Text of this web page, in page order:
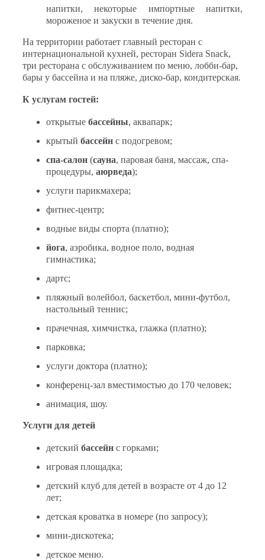
напитки, некоторые импортные напитки,
мороженое и закуски в течение дня.
На территории работает главный ресторан с
интернациональной кухней, ресторан Sidera Snack,
три ресторана с обслуживанием по меню, лобби-бар,
бары у бассейна и на пляже, диско-бар, кондитерская.
К услугам гостей:
открытые бассейны, аквапарк;
крытый бассейн с подогревом;
спа-салон (сауна, паровая баня, массаж, спа-
процедуры, аюрведа);
услуги парикмахера;
фитнес-центр;
водные виды спорта (платно);
йога, аэробика, водное поло, водная
гимнастика;
дартс;
пляжный волейбол, баскетбол, мини-футбол,
настольный теннис;
прачечная, химчистка, глажка (платно);
парковка;
услуги доктора (платно);
конференц-зал вместимостью до 170 человек;
анимация, шоу.
Услуги для детей
детский бассейн с горками;
игровая площадка;
детский клуб для детей в возрасте от 4 до 12
лет;
детская кроватка в номере (по запросу);
мини-дискотека;
детское меню.